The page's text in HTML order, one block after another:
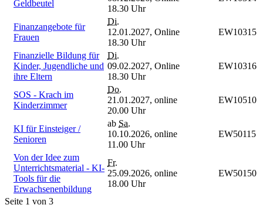
Geldbeutel
18.30 Uhr
Finanzangebote für
Frauen
Di.
12.01.2027,
18.30 Uhr
Online EW10315
Finanzielle Bildung für
Kinder, Jugendliche und
ihre Eltern
Di.
09.02.2027,
18.30 Uhr
Online EW10316
SOS - Krach im
Kinderzimmer
Do.
21.01.2027,
20.00 Uhr
online EW10510
KI für Einsteiger /
Senioren
ab Sa.
10.10.2026,
11.00 Uhr
online EW50115
Von der Idee zum
Unterrichtsmaterial - KI-
Tools für die
Erwachsenenbildung
Fr.
25.09.2026,
18.00 Uhr
online EW50150
Seite 1 von 3